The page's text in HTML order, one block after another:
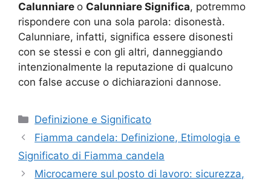
Calunniare o Calunniare Significa, potremmo
rispondere con una sola parola: disonestà.
Calunniare, infatti, significa essere disonesti
con se stessi e con gli altri, danneggiando
intenzionalmente la reputazione di qualcuno
con false accuse o dichiarazioni dannose.
Categorie
Definizione e Significato
Fiamma candela: Definizione, Etimologia e
Significato di Fiamma candela
Microcamere sul posto di lavoro: sicurezza,